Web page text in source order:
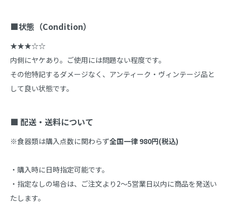
■状態（Condition）
★★★☆☆
内側にヤケあり。ご使用には問題ない程度です。
その他特記するダメージなく、アンティーク・ヴィンテージ品と
して良い状態です。
■ 配送・送料について
※食器類は購入点数に関わらず全国一律 980円(税込)
・購入時に日時指定可能です。
・指定なしの場合は、ご注文より2～5営業日以内に商品を発送い
たします。